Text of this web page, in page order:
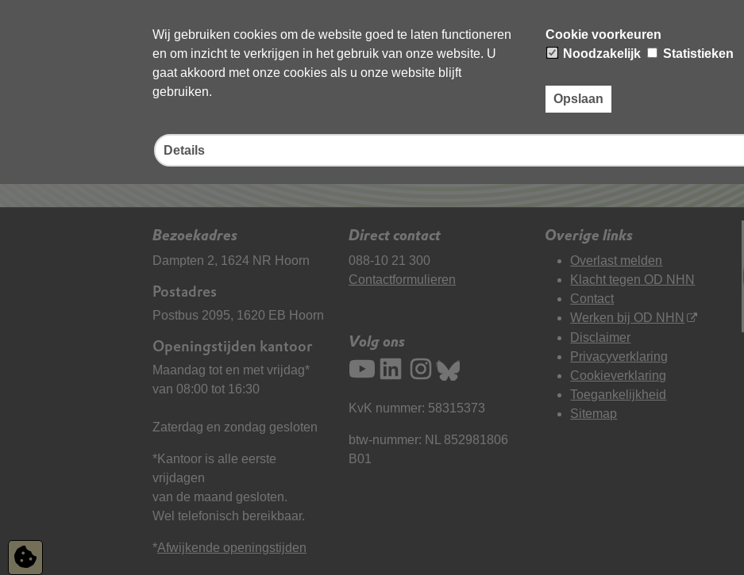
Wij gebruiken cookies om de website goed te laten functioneren
en om inzicht te verkrijgen in het gebruik van onze website. U
gaat akkoord met onze cookies als u onze website blijft
gebruiken.
Cookie voorkeuren
Noodzakelijk
Statistieken
Opslaan
Details
Deel deze pagina
Bezoekadres
Dampten 2, 1624 NR Hoorn
Postadres
Postbus 2095, 1620 EB Hoorn
Openingstijden kantoor
Maandag tot en met vrijdag*
van 08:00 tot 16:30
Zaterdag en zondag gesloten
*Kantoor is alle eerste
vrijdagen
van de maand gesloten.
Wel telefonisch bereikbaar.
*Afwijkende openingstijden
Direct contact
088-10 21 300
Contactformulieren
Volg ons
KvK nummer: 58315373
btw-nummer: NL 852981806
B01
Overige links
Overlast melden
Klacht tegen OD NHN
Contact
Werken bij OD NHN
Disclaimer
Privacyverklaring
Cookieverklaring
Toegankelijkheid
Sitemap